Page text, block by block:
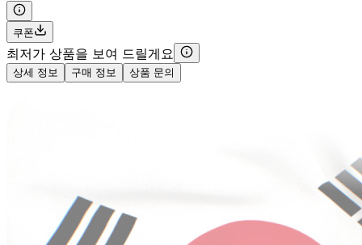
쿠폰
최저가 상품을 보여 드릴게요
상세 정보 구매 정보 상품 문의